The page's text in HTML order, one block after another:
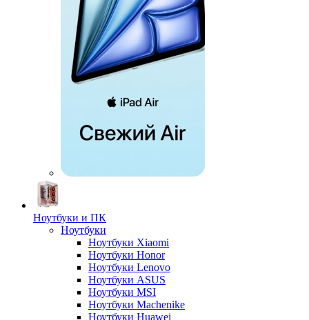
Ноутбуки и ПК
Ноутбуки
Ноутбуки Xiaomi
Ноутбуки Honor
Ноутбуки Lenovo
Ноутбуки ASUS
Ноутбуки MSI
Ноутбуки Machenike
Ноутбуки Huawei